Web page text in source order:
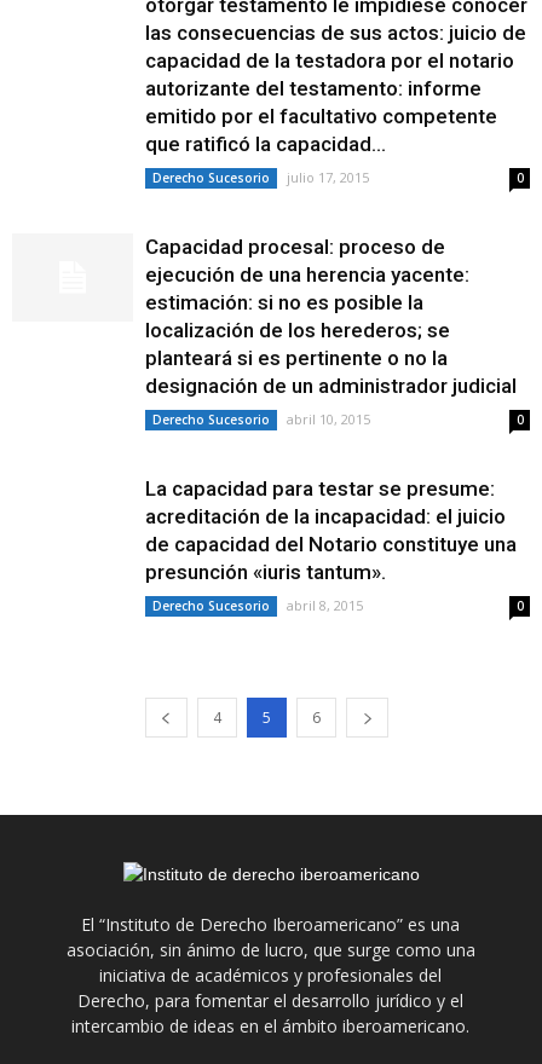
otorgar testamento le impidiese conocer
las consecuencias de sus actos: juicio de
capacidad de la testadora por el notario
autorizante del testamento: informe
emitido por el facultativo competente
que ratificó la capacidad...
Derecho Sucesorio julio 17, 2015 0
Capacidad procesal: proceso de
ejecución de una herencia yacente:
estimación: si no es posible la
localización de los herederos; se
planteará si es pertinente o no la
designación de un administrador judicial
Derecho Sucesorio abril 10, 2015 0
La capacidad para testar se presume:
acreditación de la incapacidad: el juicio
de capacidad del Notario constituye una
presunción «iuris tantum».
Derecho Sucesorio abril 8, 2015 0
4 5 6
El “Instituto de Derecho Iberoamericano” es una
asociación, sin ánimo de lucro, que surge como una
iniciativa de académicos y profesionales del
Derecho, para fomentar el desarrollo jurídico y el
intercambio de ideas en el ámbito iberoamericano.